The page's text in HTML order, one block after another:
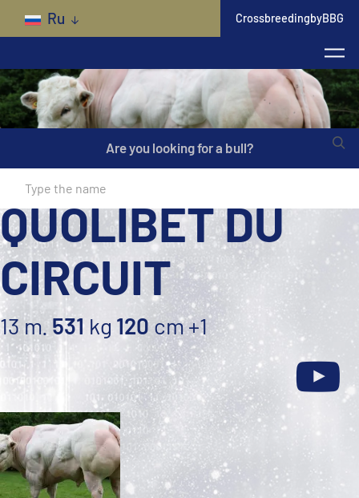
Skip to main content
Ru CrossbreedingbyBBG
Are you looking for a bull?
QUOLIBET DU
CIRCUIT
13 m. 531 kg 120cm+1